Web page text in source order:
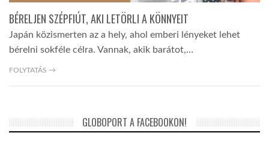
BÉRELJEN SZÉPFIÚT, AKI LETÖRLI A KÖNNYEIT
Japán közismerten az a hely, ahol emberi lényeket lehet
bérelni sokféle célra. Vannak, akik barátot,…
FOLYTATÁS →
GLOBOPORT A FACEBOOKON!